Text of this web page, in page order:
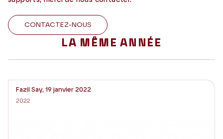
CONTACTEZ-NOUS
LA MÊME ANNÉE
Fazil Say, 19 janvier 2022
2022